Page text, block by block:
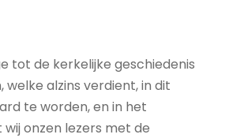
tot de kerkelijke geschiedenis
welke alzins verdient, in dit
te worden, en in het
onzen lezers met de